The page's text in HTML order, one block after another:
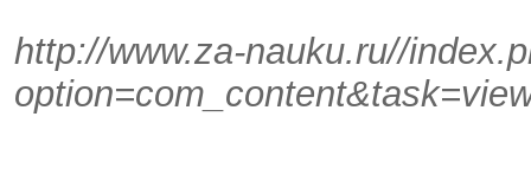
http://www.za-nauku.ru//